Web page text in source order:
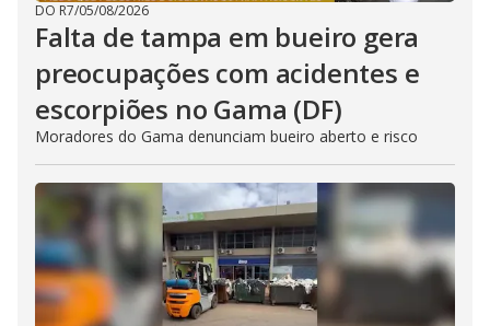
DO R7/05/08/2026
Falta de tampa em bueiro gera
preocupações com acidentes e
escorpiões no Gama (DF)
Moradores do Gama denunciam bueiro aberto e risco